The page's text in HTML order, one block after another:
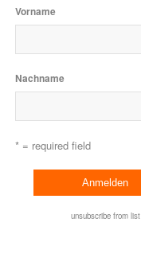
Vorname
Nachname
* = required field
unsubscribe from list